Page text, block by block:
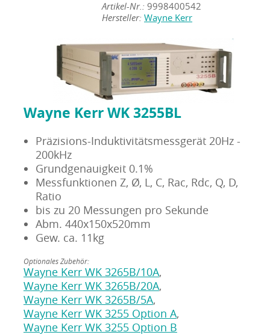
Artikel-Nr.: 9998400542
Hersteller: Wayne Kerr
Wayne Kerr WK 3255BL
Präzisions-Induktivitätsmessgerät 20Hz -
200kHz
Grundgenauigkeit 0.1%
Messfunktionen Z, Ø, L, C, Rac, Rdc, Q, D,
Ratio
bis zu 20 Messungen pro Sekunde
Abm. 440x150x520mm
Gew. ca. 11kg
Optionales Zubehör:
Wayne Kerr WK 3265B/10A,
Wayne Kerr WK 3265B/20A,
Wayne Kerr WK 3265B/5A,
Wayne Kerr WK 3255 Option A,
Wayne Kerr WK 3255 Option B